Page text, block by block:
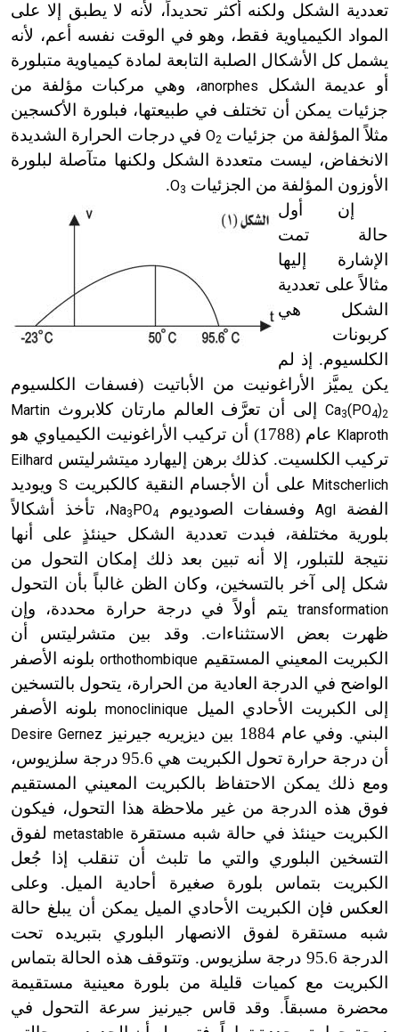
تعددية الشكل ولكنه أكثر تحديداً، لأنه لا يطبق إلا على
المواد الكيمياوية فقط، وهو في الوقت نفسه أعم، لأنه
يشمل كل الأشكال الصلبة التابعة لمادة كيمياوية متبلورة
أو عديمة الشكل anorphes، وهي مركبات مؤلفة من
جزئيات يمكن أن تختلف في طبيعتها، فبلورة الأكسجين
مثلاً المؤلفة من جزئيات
O2
في درجات الحرارة الشديدة
الانخفاض، ليست متعددة الشكل ولكنها متآصلة لبلورة
الأوزون المؤلفة من الجزئيات
O3
.
إن أول
حالة تمت
الإشارة إليها
مثالاً على تعددية
الشكل هي
كربونات
الكلسيوم. إذ لم
يكن يميَّز الأراغونيت من الأباتيت (فسفات الكلسيوم
Ca3(PO4)2 إلى أن تعرَّف العالم مارتان كلابروث Martin
Klaproth
عام (1788) أن تركيب الأراغونيت الكيمياوي هو
تركيب الكلسيت. كذلك برهن إليهارد ميتشرليتس Eilhard
Mitscherlich على أن الأجسام النقية كالكبريت Sويوديد
الفضة
AgI وفسفات الصوديوم Na3 PO4
، تأخذ أشكالاً
بلورية مختلفة، فبدت تعددية الشكل حينئذٍ على أنها
نتيجة للتبلور، إلا أنه تبين بعد ذلك إمكان التحول من
شكل إلى آخر بالتسخين، وكان الظن غالباً بأن التحول
transformation يتم أولاً في درجة حرارة محددة، وإن
ظهرت بعض الاستثناءات. وقد بين متشرليتس أن
الكبريت المعيني المستقيم orthothombiqueبلونه الأصفر
الواضح في الدرجة العادية من الحرارة، يتحول بالتسخين
إلى الكبريت الأحادي الميل monocliniqueبلونه الأصفر
البني. وفي عام 1884 بين ديزيريه جيرنيز
Desire Gernez
أن درجة حرارة تحول الكبريت هي 95.6 درجة سلزيوس،
ومع ذلك يمكن الاحتفاظ بالكبريت المعيني المستقيم
فوق هذه الدرجة من غير ملاحظة هذا التحول، فيكون
الكبريت حينئذ في حالة شبه مستقرةmetastable لفوق
التسخين البلوري والتي ما تلبث أن تنقلب إذا جُعل
الكبريت بتماس بلورة صغيرة أحادية الميل. وعلى
العكس فإن الكبريت الأحادي الميل يمكن أن يبلغ حالة
شبه مستقرة لفوق الانصهار البلوري بتبريده تحت
الدرجة 95.6 درجة سلزيوس. وتتوقف هذه الحالة بتماس
الكبريت مع كميات قليلة من بلورة معينية مستقيمة
محضرة مسبقاً. وقد قاس جيرنيز سرعة التحول في